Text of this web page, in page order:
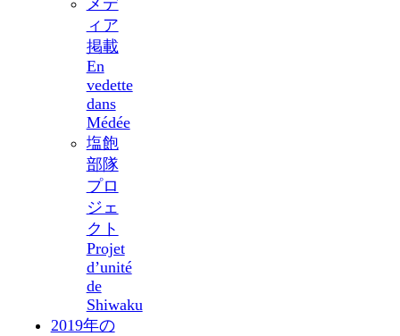
ィア
掲載
En
vedette
dans
Médée
塩飽
部隊
プロ
ジェ
クト
Projet
d’unité
de
Shiwaku
2019年の